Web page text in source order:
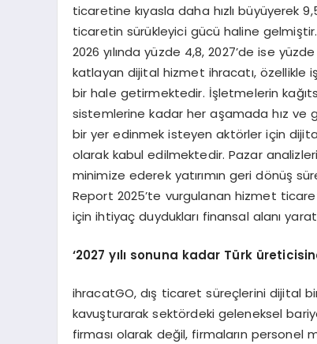
ticaretine kıyasla daha hızlı büyüyerek
ticaretin sürükleyici gücü haline
2026 yılında yüzde 4,8, 2027’de ise
katlayan dijital hizmet ihracatı, özellikle
bir hale getirmektedir. İşletmelerin
sistemlerine kadar her aşamada hız ve
bir yer edinmek isteyen aktörler için
olarak kabul edilmektedir. Pazar
minimize ederek yatırımın geri dönüş
Report 2025’te vurgulanan hizmet
için ihtiyaç duydukları finansal alanı
‘2027 yılı sonuna kadar Türk
ihracatGO, dış ticaret süreçlerini dijital
kavuşturarak sektördeki geleneksel
firması olarak değil, firmaların